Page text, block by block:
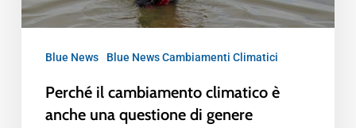
Blue News Blue News Cambiamenti Climatici
Perché il cambiamento climatico è
anche una questione di genere